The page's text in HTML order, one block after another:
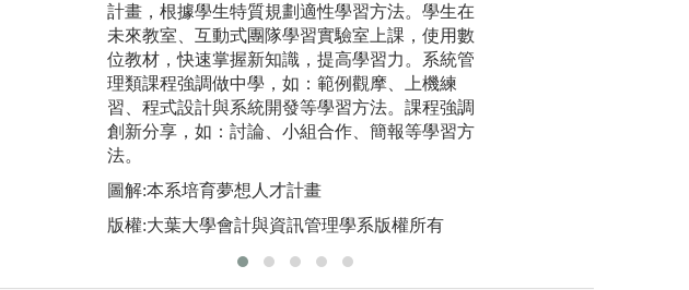
一的程式設計、計算機程式；大二的物件導向程
式設計、響應式網頁程式設計；到大三的APP 程
式設計課程，培養同學程式設計與開發能力。同
時，結合系統分析與設計、資料庫管理課程，訓
練學生設計出滿足使用者所需之功能的各種資訊
圖解:深度學習智慧車牌辨識管制系統
版權:義守大學資訊管理學系所有
計畫，根據學生特質規劃適性學習方法。學生在
未來教室、互動式團隊學習實驗室上課，使用數
位教材，快速掌握新知識，提高學習力。系統管
理類課程強調做中學，如：範例觀摩、上機練
習、程式設計與系統開發等學習方法。課程強調
創新分享，如：討論、小組合作、簡報等學習方
法。
圖解:本系培育夢想人才計畫
版權:大葉大學會計與資訊管理學系版權所有